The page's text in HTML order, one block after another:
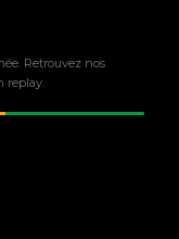
Retrouvez nos
replay.